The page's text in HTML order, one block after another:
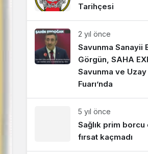
Sistem Modu
Sistem modunu
Tarihçesi
2 yıl önce
Savunma Sanayii
Görgün, SAHA
Savunma ve Uzay
Fuarı’nda
5 yıl önce
Sağlık prim borcu
fırsat kaçmadı